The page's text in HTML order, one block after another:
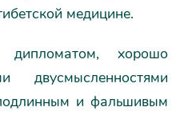
медицине.
хорошо
и фальшивым